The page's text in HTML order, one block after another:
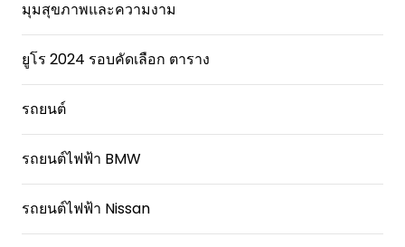
มุมสุขภาพและความงาม
ยูโร 2024 รอบคัดเลือก ตาราง
รถยนต์
รถยนต์ไฟฟ้า BMW
รถยนต์ไฟฟ้า Nissan